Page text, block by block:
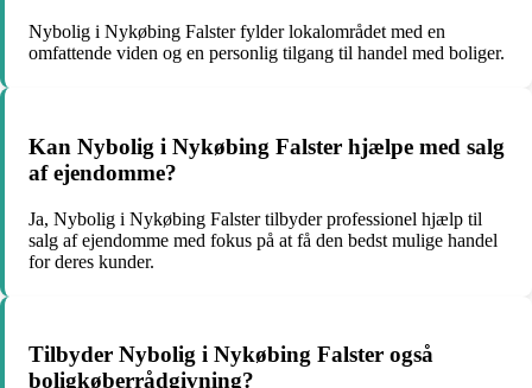
Nybolig i Nykøbing Falster fylder lokalområdet med en
omfattende viden og en personlig tilgang til handel med boliger.
Kan Nybolig i Nykøbing Falster hjælpe med salg
af ejendomme?
Ja, Nybolig i Nykøbing Falster tilbyder professionel hjælp til
salg af ejendomme med fokus på at få den bedst mulige handel
for deres kunder.
Tilbyder Nybolig i Nykøbing Falster også
boligkøberrådgivning?